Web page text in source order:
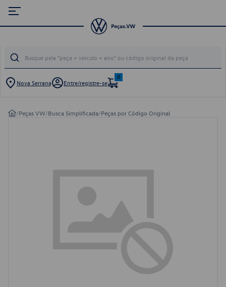
Nova Serrana Entre/registre-se
0
/Peças VW/Busca Simplificada/Peças por Código Original